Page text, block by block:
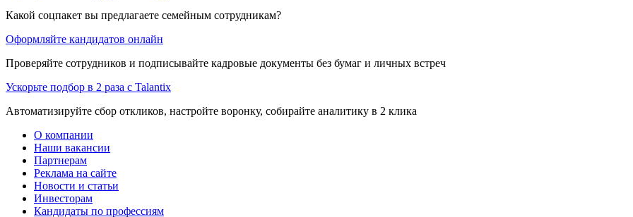
Какой соцпакет вы предлагаете семейным сотрудникам?
Оформляйте кандидатов онлайн
Проверяйте сотрудников и подписывайте кадровые документы без бумаг и личных встреч
Ускорьте подбор в 2 раза с Talantix
Автоматизируйте сбор откликов, настройте воронку, собирайте аналитику в 2 клика
О компании
Наши вакансии
Партнерам
Реклама на сайте
Новости и статьи
Инвесторам
Кандидаты по профессиям